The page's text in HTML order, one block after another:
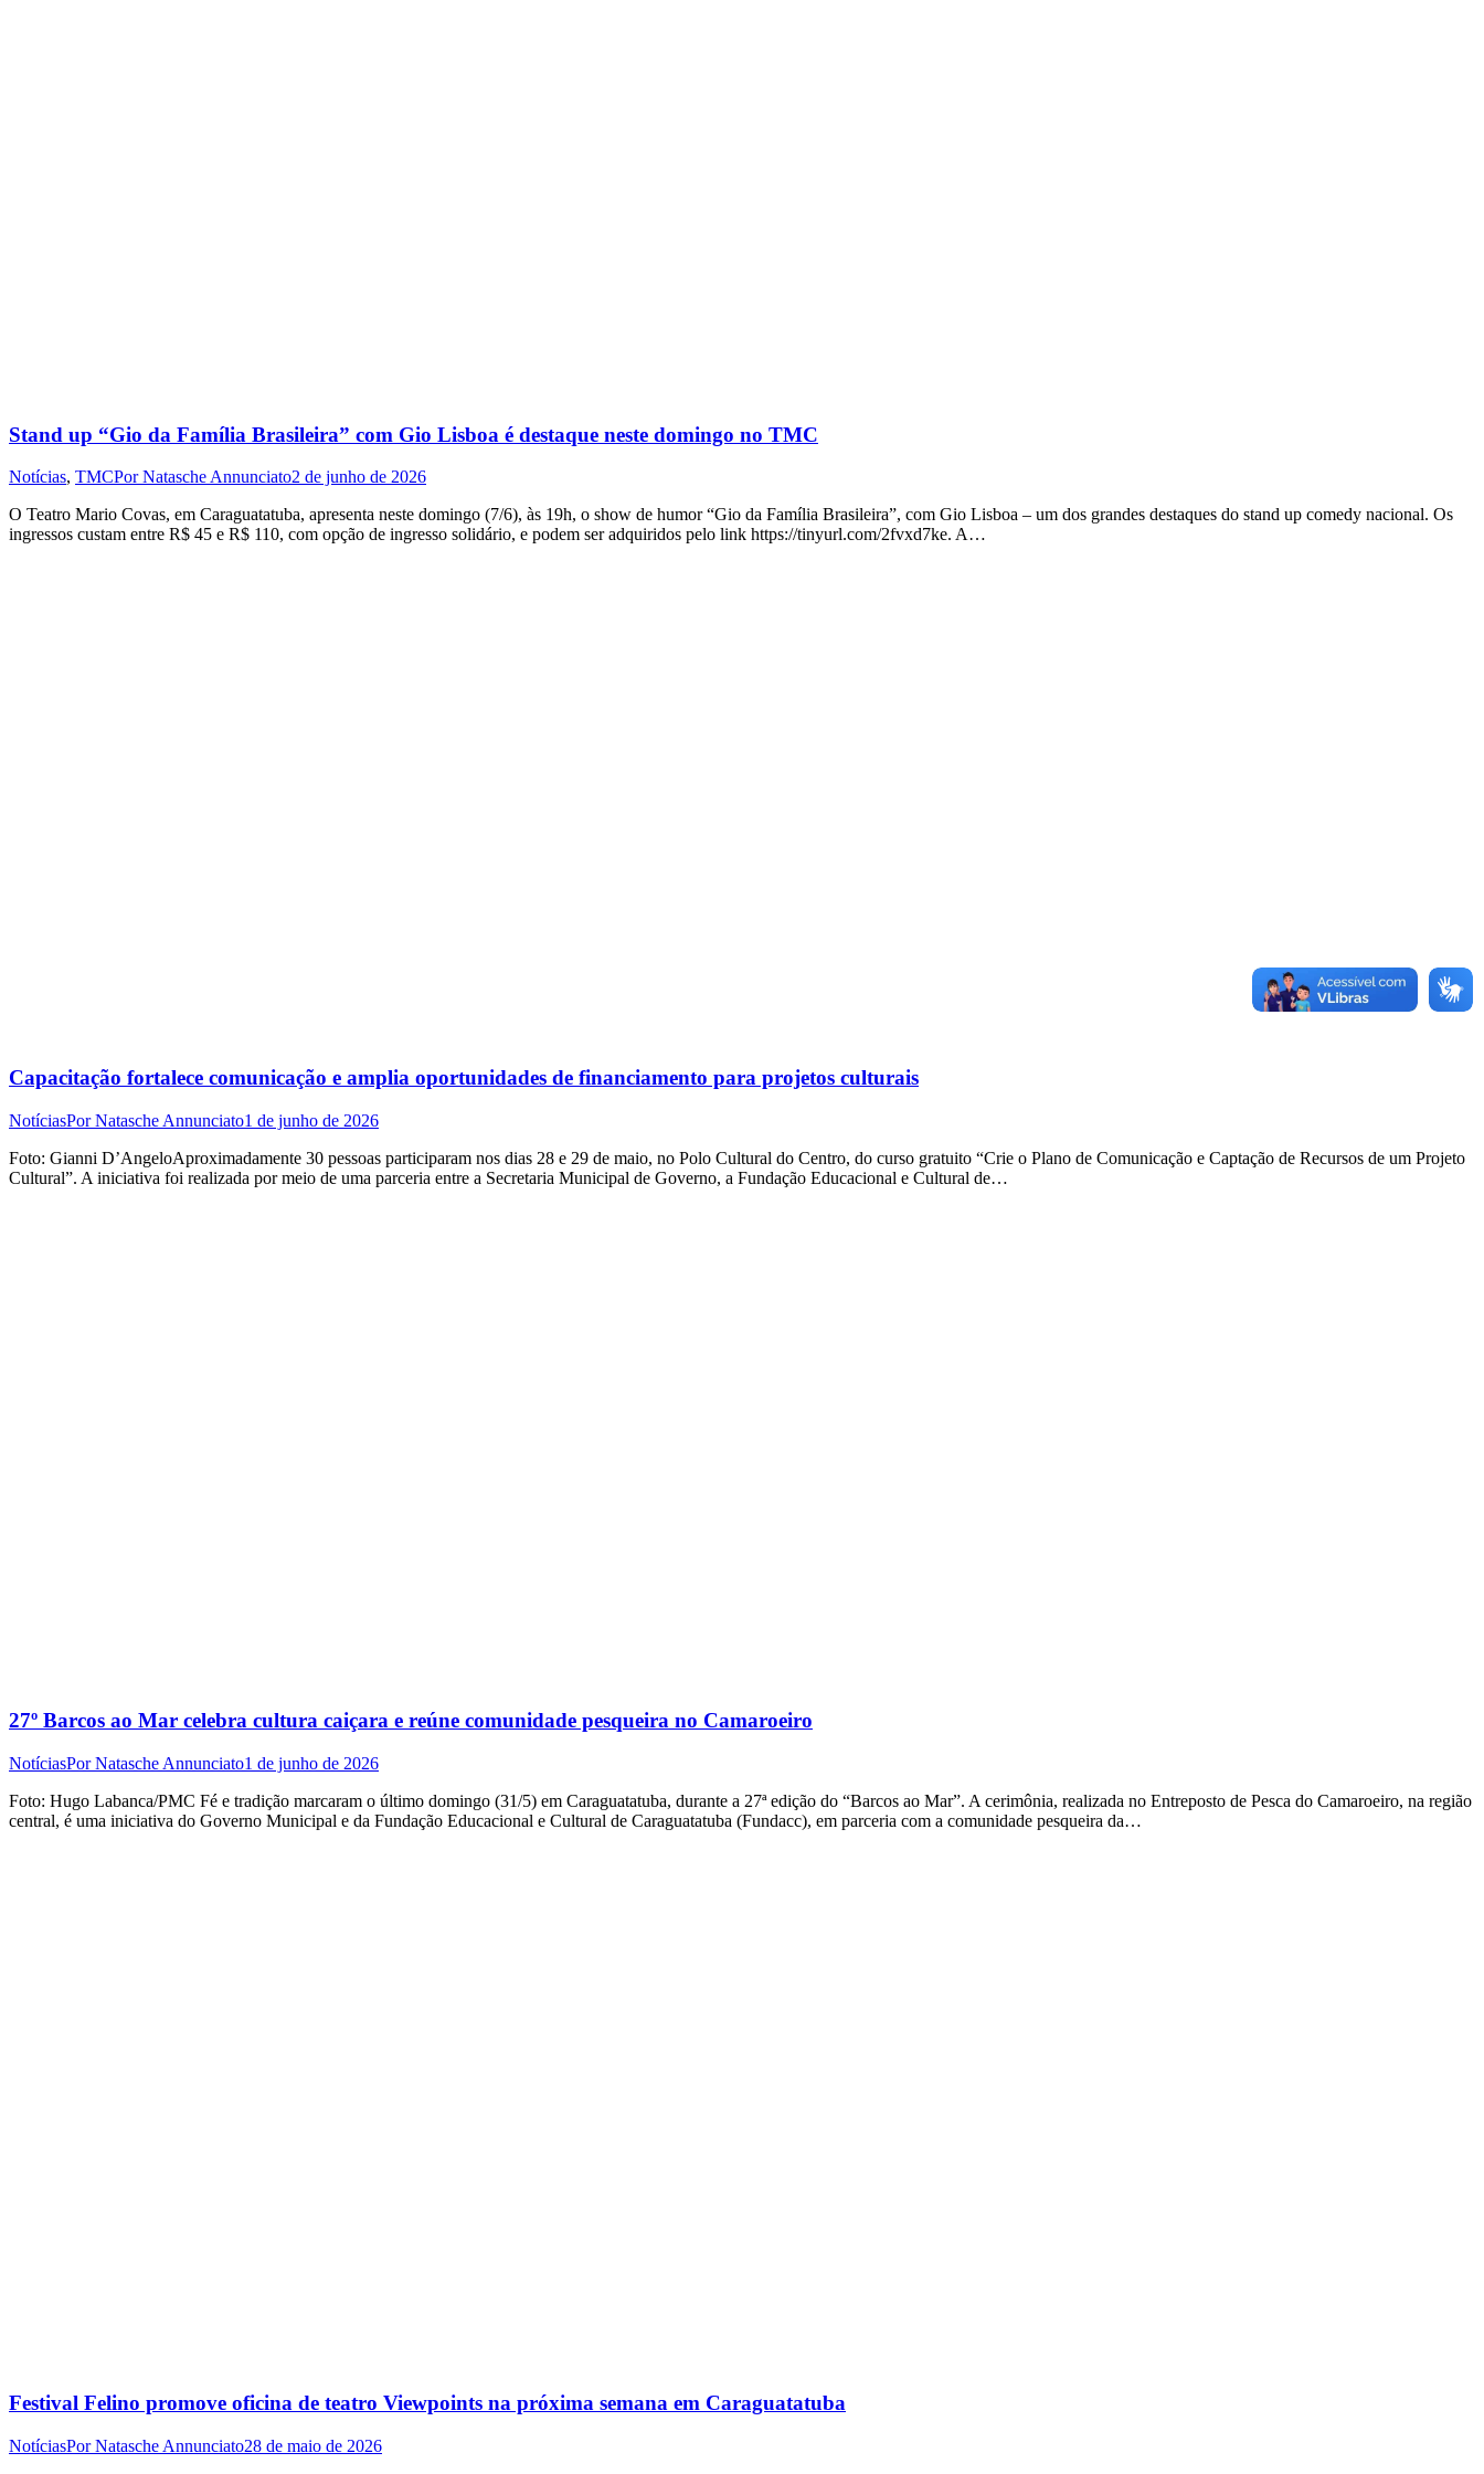
Stand up “Gio da Família Brasileira” com Gio Lisboa é destaque neste domingo no TMC
Notícias, TMCPorNatasche Annunciato2 de junho de 2026
O Teatro Mario Covas, em Caraguatatuba, apresenta neste domingo (7/6), às 19h, o show de humor “Gio da Família Brasileira”, com Gio Lisboa – um dos grandes destaques do stand up comedy nacional. Os
ingressos custam entre R$ 45 e R$ 110, com opção de ingresso solidário, e podem ser adquiridos pelo link https://tinyurl.com/2fvxd7ke. A…
Capacitação fortalece comunicação e amplia oportunidades de financiamento para projetos culturais
NotíciasPorNatasche Annunciato1 de junho de 2026
Foto: Gianni D’AngeloAproximadamente 30 pessoas participaram nos dias 28 e 29 de maio, no Polo Cultural do Centro, do curso gratuito “Crie o Plano de Comunicação e Captação de Recursos de um Projeto
Cultural”. A iniciativa foi realizada por meio de uma parceria entre a Secretaria Municipal de Governo, a Fundação Educacional e Cultural de…
27º Barcos ao Mar celebra cultura caiçara e reúne comunidade pesqueira no Camaroeiro
NotíciasPorNatasche Annunciato1 de junho de 2026
Foto: Hugo Labanca/PMC Fé e tradição marcaram o último domingo (31/5) em Caraguatatuba, durante a 27ª edição do “Barcos ao Mar”. A cerimônia, realizada no Entreposto de Pesca do Camaroeiro, na região
central, é uma iniciativa do Governo Municipal e da Fundação Educacional e Cultural de Caraguatatuba (Fundacc), em parceria com a comunidade pesqueira da…
Festival Felino promove oficina de teatro Viewpoints na próxima semana em Caraguatatuba
NotíciasPorNatasche Annunciato28 de maio de 2026